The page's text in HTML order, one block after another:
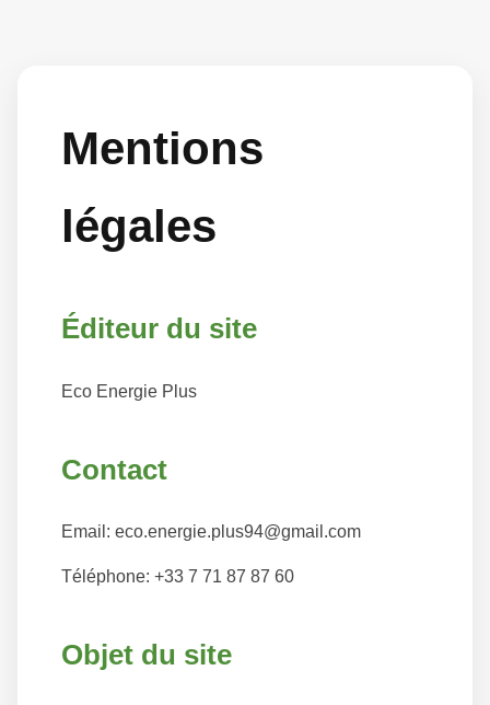
Mentions
légales
Éditeur du site
Eco Energie Plus
Contact
Email: eco.energie.plus94@gmail.com
Téléphone: +33 7 71 87 87 60
Objet du site